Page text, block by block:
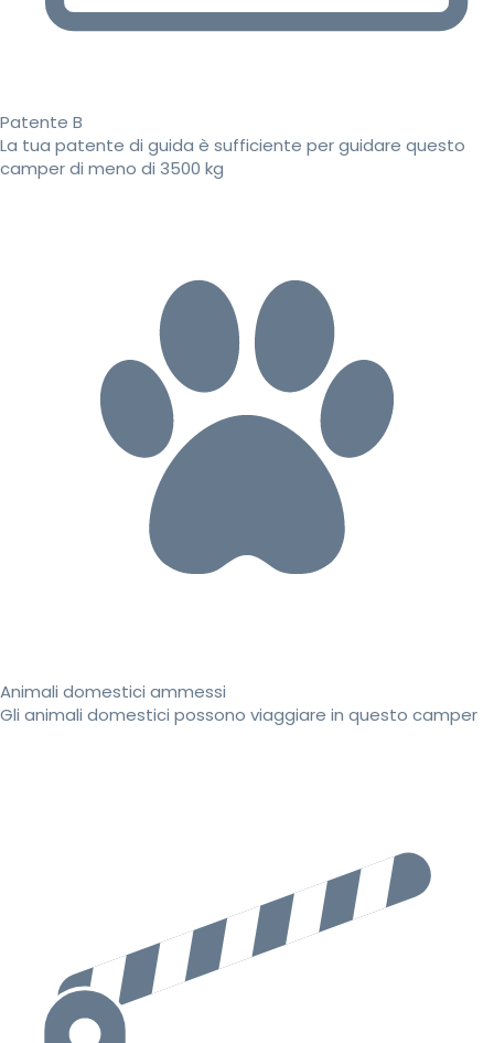
Patente B
La tua patente di guida è sufficiente per guidare questo
camper di meno di 3500 kg
Animali domestici ammessi
Gli animali domestici possono viaggiare in questo camper